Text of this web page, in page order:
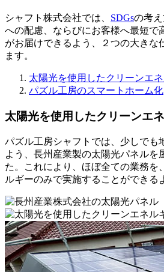
シャフト株式会社では、 SDGsの考
への配慮、ならびにお客様へ最短で
がお届けできるよう、２つの大きな
ます。
太陽光を使用したクリーンエ
パズル工房のスマートホーム化
太陽光を使用したクリーンエ
パズル工房シャフトでは、少しでも
よう、長州産業製の太陽光パネルを
た。これにより、ほぼ全ての業務を
ルギーのみで実施することができる